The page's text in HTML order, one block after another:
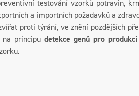
testování vzorků potravin, krmiv
a importních požadavků a
proti týrání, ve znění pozdějších
na principu detekce genů pro